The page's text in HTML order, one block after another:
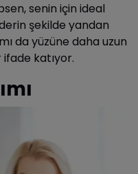
senin için ideal
şekilde yandan
da yüzüne daha uzun
katıyor.